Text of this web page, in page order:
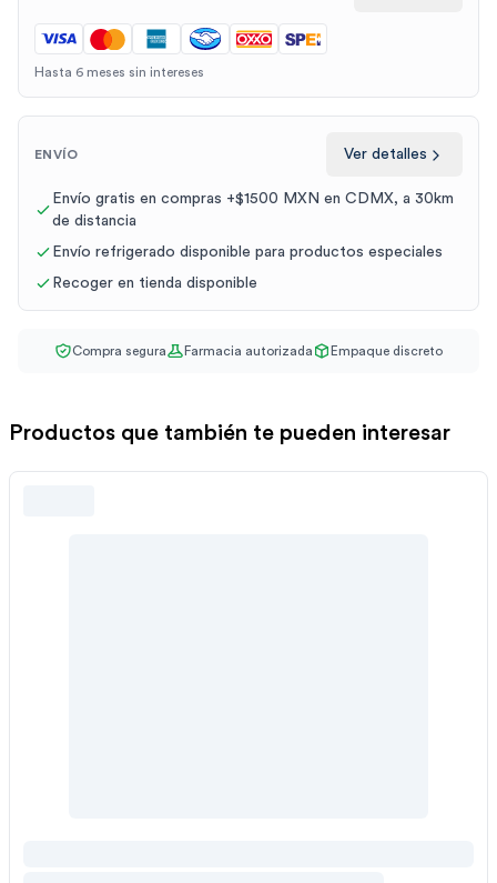
Hasta 6 meses sin intereses
ENVÍO Ver detalles
Envío gratis en compras +$1500 MXN en CDMX, a 30km
de distancia
Envío refrigerado disponible para productos especiales
Recoger en tienda disponible
Compra segura Farmacia autorizada Empaque discreto
Productos que también te pueden interesar